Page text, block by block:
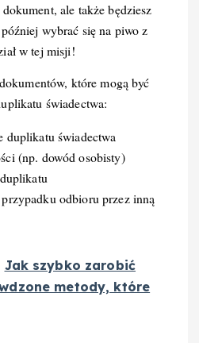
ale także będziesz
wybrać się na piwo z
w tej misji!
które mogą być
świadectwa:
duplikatu świadectwa
(np. dowód osobisty)
odbioru przez inną
Jak szybko zarobić
metody, które